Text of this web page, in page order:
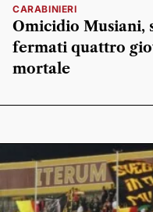
CARABINIERI
Omicidio Musiani,
fermati quattro
mortale